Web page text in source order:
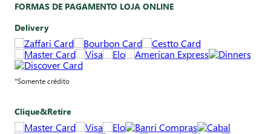
FORMAS DE PAGAMENTO LOJA ONLINE
Delivery
*Somente crédito
Clique&Retire